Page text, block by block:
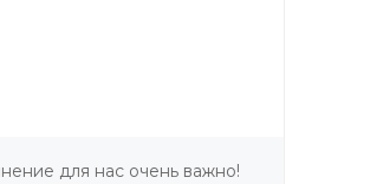
для нас очень важно!